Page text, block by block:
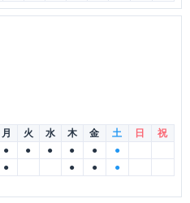
月 火 水 木 金 土 日
祝
● ● ● ● ●
●
● ● ● ●